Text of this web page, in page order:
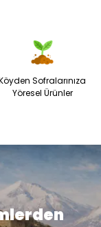
ve saklama
bu rehberde.
Sofralarınıza
Yöresel Ürünler